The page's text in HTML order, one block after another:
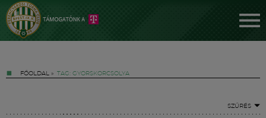
FŐOLDAL » TAG: GYORSKORCSOLYA
SZŰRÉS